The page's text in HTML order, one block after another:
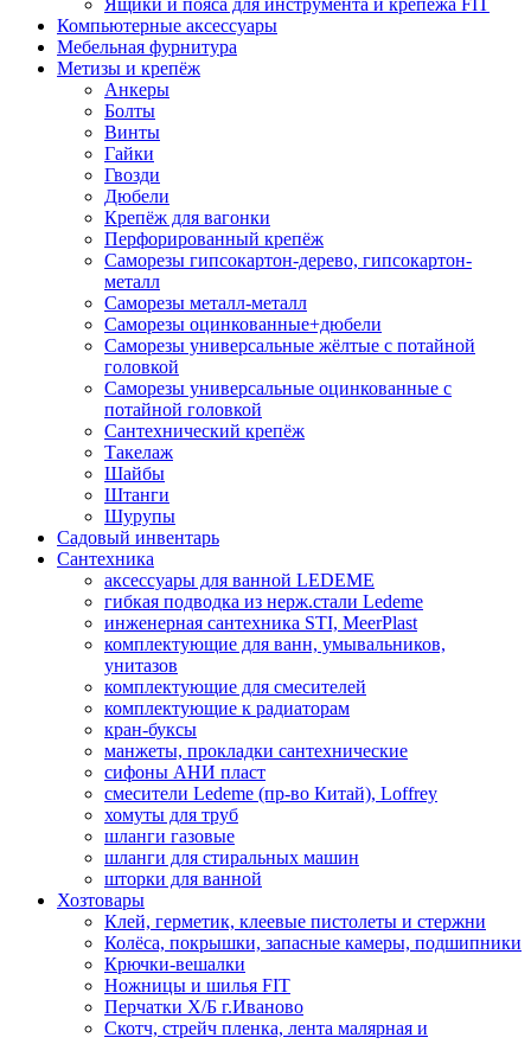
Ящики и пояса для инструмента и крепежа FIT
Компьютерные аксессуары
Мебельная фурнитура
Метизы и крепёж
Анкеры
Болты
Винты
Гайки
Гвозди
Дюбели
Крепёж для вагонки
Перфорированный крепёж
Саморезы гипсокартон-дерево, гипсокартон-
металл
Саморезы металл-металл
Саморезы оцинкованные+дюбели
Саморезы универсальные жёлтые с потайной
головкой
Саморезы универсальные оцинкованные с
потайной головкой
Сантехнический крепёж
Такелаж
Шайбы
Штанги
Шурупы
Садовый инвентарь
Сантехника
аксессуары для ванной LEDEME
гибкая подводка из нерж.стали Ledeme
инженерная сантехника STI, MeerPlast
комплектующие для ванн, умывальников,
унитазов
комплектующие для смесителей
комплектующие к радиаторам
кран-буксы
манжеты, прокладки сантехнические
сифоны АНИ пласт
смесители Ledeme (пр-во Китай), Loffrey
хомуты для труб
шланги газовые
шланги для стиральных машин
шторки для ванной
Хозтовары
Клей, герметик, клеевые пистолеты и стержни
Колёса, покрышки, запасные камеры, подшипники
Крючки-вешалки
Ножницы и шилья FIT
Перчатки Х/Б г.Иваново
Скотч, стрейч пленка, лента малярная и